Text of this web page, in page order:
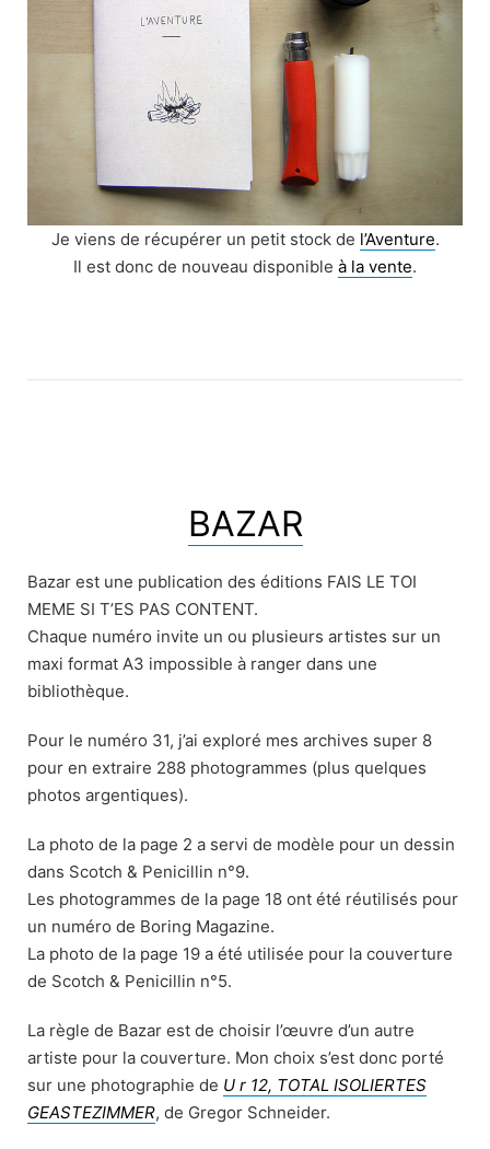
Je viens de récupérer un petit stock de l’Aventure.
Il est donc de nouveau disponible à la vente.
BAZAR
Bazar est une publication des éditions FAIS LE TOI
MEME SI T’ES PAS CONTENT.
Chaque numéro invite un ou plusieurs artistes sur un
maxi format A3 impossible à ranger dans une
bibliothèque.
Pour le numéro 31, j’ai exploré mes archives super 8
pour en extraire 288 photogrammes (plus quelques
photos argentiques).
La photo de la page 2 a servi de modèle pour un dessin
dans Scotch & Penicillin n°9.
Les photogrammes de la page 18 ont été réutilisés pour
un numéro de Boring Magazine.
La photo de la page 19 a été utilisée pour la couverture
de Scotch & Penicillin n°5.
La règle de Bazar est de choisir l’œuvre d’un autre
artiste pour la couverture. Mon choix s’est donc porté
sur une photographie de U r 12, TOTAL ISOLIERTES
GEASTEZIMMER, de Gregor Schneider.